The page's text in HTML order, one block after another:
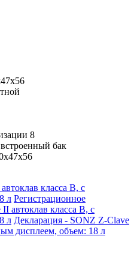
8
встроенный бак
класса B, с
л Регистрационное
автоклав класса B, с
л Декларация - SONZ Z-Clave
дисплеем, объем: 18 л